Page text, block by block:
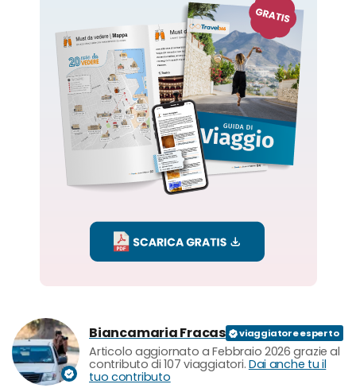
Biancamaria Fracas
Articolo aggiornato a Febbraio 2026 grazie al
contributo di 107 viaggiatori. Dai anche tu il
tuo contributo